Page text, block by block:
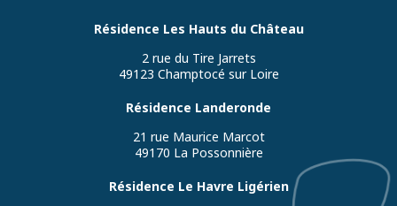
Résidence Les Hauts du Château
2 rue du Tire Jarrets
49123 Champtocé sur Loire
Résidence Landeronde
21 rue Maurice Marcot
49170 La Possonnière
Résidence Le Havre Ligérien